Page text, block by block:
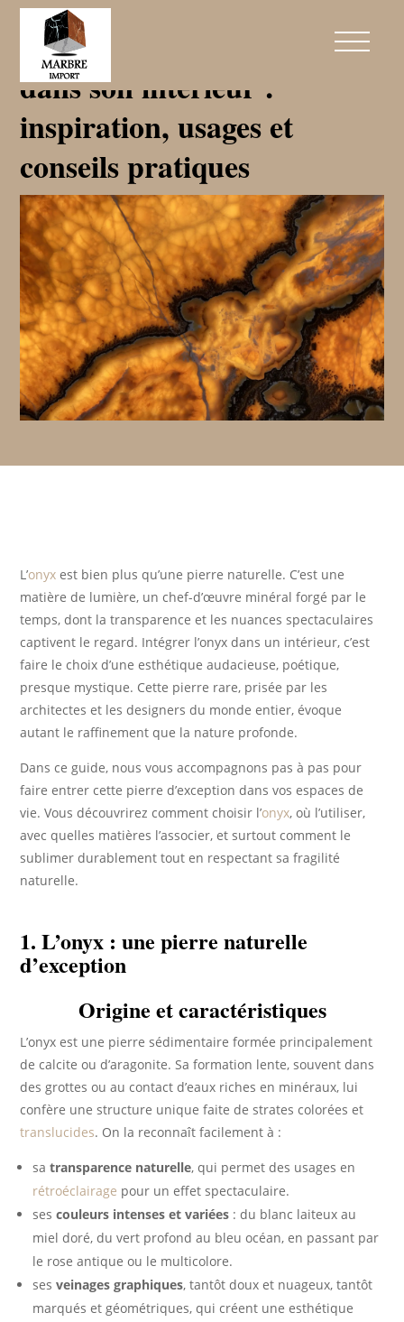
Comment intégrer l’onyx
dans son intérieur :
inspiration, usages et
conseils pratiques
L’onyx est bien plus qu’une pierre naturelle. C’est une
matière de lumière, un chef-d’œuvre minéral forgé par le
temps, dont la transparence et les nuances spectaculaires
captivent le regard. Intégrer l’onyx dans un intérieur, c’est
faire le choix d’une esthétique audacieuse, poétique,
presque mystique. Cette pierre rare, prisée par les
architectes et les designers du monde entier, évoque
autant le raffinement que la nature profonde.
Dans ce guide, nous vous accompagnons pas à pas pour
faire entrer cette pierre d’exception dans vos espaces de
vie. Vous découvrirez comment choisir l’onyx, où l’utiliser,
avec quelles matières l’associer, et surtout comment le
sublimer durablement tout en respectant sa fragilité
naturelle.
1. L’onyx : une pierre naturelle
d’exception
Origine et caractéristiques
L’onyx est une pierre sédimentaire formée principalement
de calcite ou d’aragonite. Sa formation lente, souvent dans
des grottes ou au contact d’eaux riches en minéraux, lui
confère une structure unique faite de strates colorées et
translucides. On la reconnaît facilement à :
satransparence naturelle, qui permet des usages en
rétroéclairage pour un effet spectaculaire.
sescouleurs intenses et variées : du blanc laiteux au
miel doré, du vert profond au bleu océan, en passant par
le rose antique ou le multicolore.
sesveinages graphiques, tantôt doux et nuageux, tantôt
marqués et géométriques, qui créent une esthétique